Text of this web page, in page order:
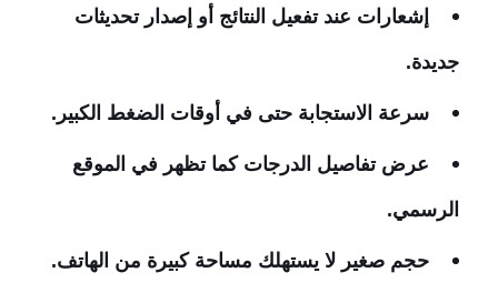
إشعارات عند تفعيل النتائج أو إصدار تحديثات
جديدة.
سرعة الاستجابة حتى في أوقات الضغط الكبير.
عرض تفاصيل الدرجات كما تظهر في الموقع
الرسمي.
حجم صغير لا يستهلك مساحة كبيرة من الهاتف.